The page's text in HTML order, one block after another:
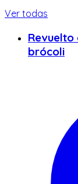
Ver todas
brócoli